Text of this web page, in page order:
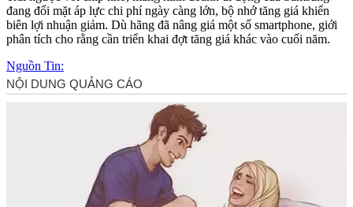
đang đối mặt áp lực chi phí ngày càng lớn, bộ nhớ tăng giá khiến
biên lợi nhuận giảm. Dù hãng đã nâng giá một số smartphone, giới
phân tích cho rằng cần triển khai đợt tăng giá khác vào cuối năm.
Nguồn Tin: